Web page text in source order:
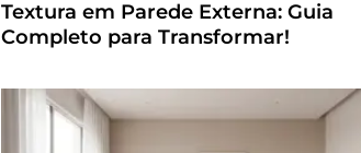
Textura em Parede Externa: Guia
Completo para Transformar!